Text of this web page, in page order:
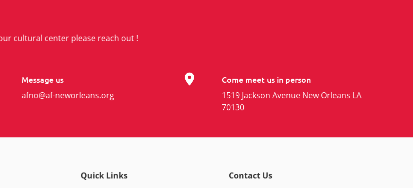
cultural center please reach out !
Message us
afno@af-neworleans.org
Come meet us in person
1519 Jackson Avenue New Orleans LA
70130
Quick Links Contact Us